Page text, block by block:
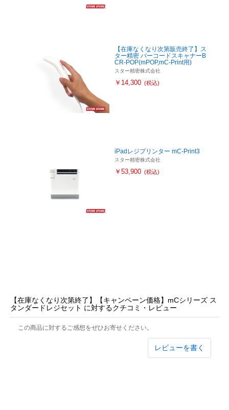
お買い物を続ける カートへ進む
【在庫なくなり次第販売終了】ス
ター精密 バーコードスキャナーB
CR-POP(mPOP,mC-Print用)
スター精密株式会社
￥14,300 (税込)
iPadレジプリンター mC-Print3
スター精密株式会社
￥53,900 (税込)
【在庫なくなり次第終了】【キャンペーン価格】mCシリーズ ス
タンダードレジセット に対するクチコミ・レビュー
この商品に対するご感想をぜひお寄せください。
レビューを書く